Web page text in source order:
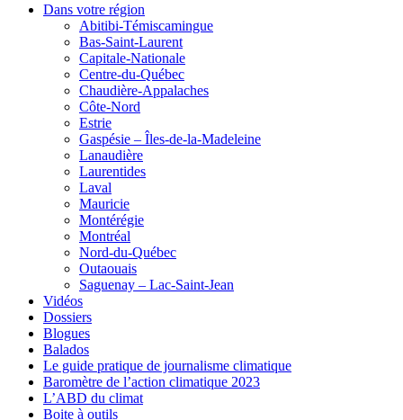
Dans votre région
Abitibi-Témiscamingue
Bas-Saint-Laurent
Capitale-Nationale
Centre-du-Québec
Chaudière-Appalaches
Côte-Nord
Estrie
Gaspésie – Îles-de-la-Madeleine
Lanaudière
Laurentides
Laval
Mauricie
Montérégie
Montréal
Nord-du-Québec
Outaouais
Saguenay – Lac-Saint-Jean
Vidéos
Dossiers
Blogues
Balados
Le guide pratique de journalisme climatique
Baromètre de l’action climatique 2023
L’ABD du climat
Boite à outils